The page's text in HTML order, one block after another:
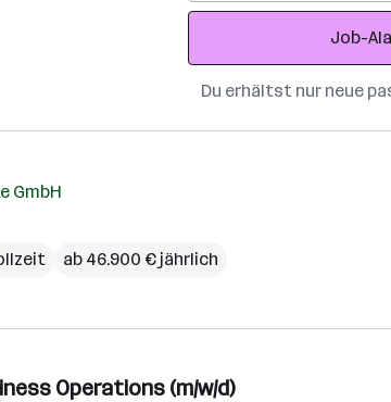
Adresse
Job-
Du erhältst nur neue
GmbH
ab 46.900 € jährlich
Operations (m/w/d)